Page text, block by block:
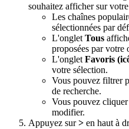
souhaitez afficher sur
Les chaînes
sélectionnées par
L'onglet Tous
proposées par votre
L'onglet Favoris
votre sélection.
Vous pouvez filtrer
de recherche.
Vous pouvez
modifier.
Appuyez sur> en haut à